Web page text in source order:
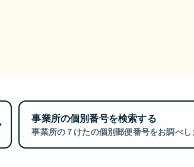
事業所の個別番号を検索する
事業所の７けたの個別郵便番号をお調べし